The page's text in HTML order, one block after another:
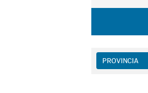
PROVINCIA